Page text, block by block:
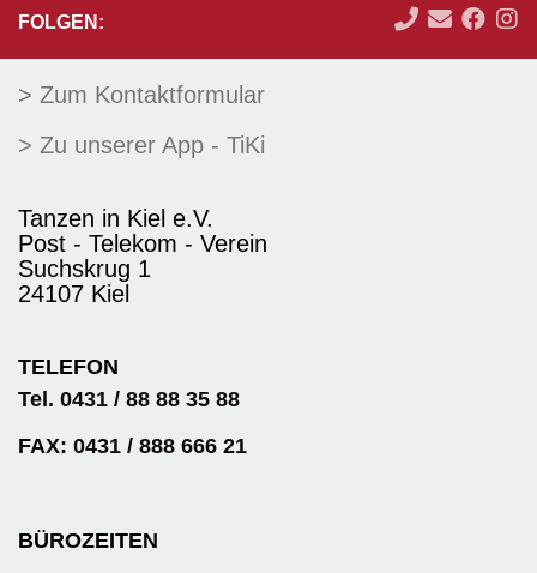
FOLGEN:
> Zum Kontaktformular
> Zu unserer App - TiKi
Tanzen in Kiel e.V.
Post - Telekom - Verein
Suchskrug 1
24107 Kiel
TELEFON
Tel. 0431 / 88 88 35 88
FAX: 0431 / 888 666 21
BÜROZEITEN